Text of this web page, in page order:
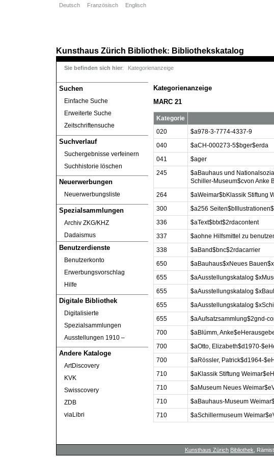
Kunsthaus Zürich Bibliothek: Bibliothekskatalog
Suchen
Einfache Suche
Erweiterte Suche
Zeitschriftensuche
Suchverlauf
Suchergebnisse verfeinern
Suchhistorie löschen
Neuerwerbungen
Neuerwerbungsliste
Spezialsammlungen
Archiv ZKG/KHZ
Dadaismus
Benutzerdienste
Benutzerkonto
Erwerbungsvorschlag
Hilfe
Digitale Bibliothek
Digitalisierte
Spezialsammlungen
Ausstellungen 1910 ‒
Andere Kataloge
ArtDiscovery
KVK
Swisscovery
ZDB
viaLibri
Deutsch Französisch Englisch
Sie befinden sich hier: Kategorienanzeige
Kategorienanzeige
MARC 21
Kategorie
020
$a978-3-7774-4337-9
040
$aCH-000273-5$bger$erda
041
$ager
245
$aBauhaus und
Schiller-Museum$cvon Anke
264
$aWeimar$bKlassik Stiftung
300
$a256
336
$aText$btxt$2rdacontent
337
$aohne Hilfsmittel zu
338
$aBand$bnc$2rdacarrier
650
$aBauhaus$xNeues
655
$aAusstellungskatalog
655
$aAusstellungskatalog
655
$aAusstellungskatalog
655
$aAufsatzsammlung$2gnd-
700
$aBlümm,
700
$aOtto, Elizabeth$d1970-
700
$aRössler, Patrick$d1964-
710
$aKlassik Stiftung
710
$aMuseum Neues
710
$aBauhaus-Museum
710
$aSchillermuseum
Kunsthaus Zürich Bibliothek ,